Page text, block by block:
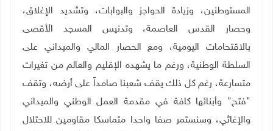
المستوطنين، وزيادة الحواجز والبوابات، وتشديد الإغلاق،
وحصار القدس العاصمة، وتدنيس المسجد الأقصى
بالاقتحامات اليومية، ومع الحصار المالي والميداني على
السلطة الوطنية، ورغم ما يشهده الإقليم والعالم من تغيرات
متسارعة، رغم كل ذلك يقف شعبنا صامداً على أرضه، وتقف
"فتح" وأبنائها كافة في مقدمة العمل الوطني والميداني
والإغاثي، وسنستمر صفا واحدا متماسكا مقاومين للاحتلال